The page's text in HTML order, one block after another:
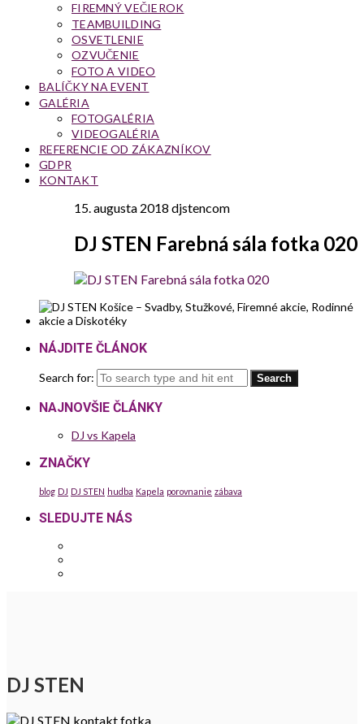
FIREMNÝ VEČIEROK
TEAMBUILDING
OSVETLENIE
OZVUČENIE
FOTO A VIDEO
BALÍČKY NA EVENT
GALÉRIA
FOTOGALÉRIA
VIDEOGALÉRIA
REFERENCIE OD ZÁKAZNÍKOV
GDPR
KONTAKT
15. augusta 2018 djstencom
DJ STEN Farebná sála fotka 020
NÁJDITE ČLÁNOK
Search for:
NAJNOVŠIE ČLÁNKY
DJ vs Kapela
ZNAČKY
blog DJ DJ STEN hudba Kapela porovnanie zábava
SLEDUJTE NÁS
DJ STEN